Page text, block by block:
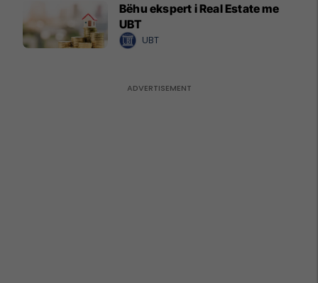
Bëhu ekspert i Real Estate me
UBT
UBT